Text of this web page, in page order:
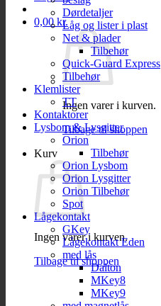
0,00kr.
Ingen varer i kurven.
Tilbage til shoppen
Kurv
Ingen varer i kurven.
Tilbage til shoppen
Dørdetaljer
Låg og lister i plast
Net & plader
Tilbehør
Quick-Guard Express
Tilbehør
Klemlister
TT
Kontaktorer
Lysbom & Lysgitter
Orion
Tilbehør
Orion Lysbom
Orion Lysgitter
Orion Tilbehør
Spot
Lågekontakt
GKey
Lågekontakt Eden
med lås
Dalton
MKey8
MKey9